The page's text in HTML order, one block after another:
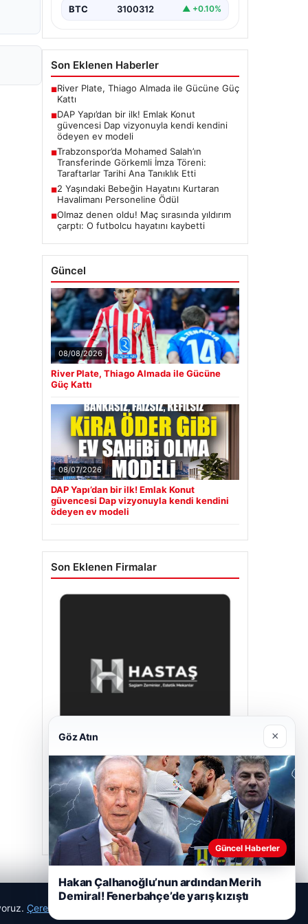
BTC 3100312 ▲ +0.10%
Son Eklenen Haberler
■River Plate, Thiago Almada ile Gücüne Güç
Kattı
■DAP Yapı’dan bir ilk! Emlak Konut
güvencesi Dap vizyonuyla kendi kendini
ödeyen ev modeli
■Trabzonspor’da Mohamed Salah’ın
Transferinde Görkemli İmza Töreni:
Taraftarlar Tarihi Ana Tanıklık Etti
■2 Yaşındaki Bebeğin Hayatını Kurtaran
Havalimanı Personeline Ödül
■Olmaz denen oldu! Maç sırasında yıldırım
çarptı: O futbolcu hayatını kaybetti
Güncel
08/08/2026
River Plate, Thiago Almada ile Gücüne
Güç Kattı
08/07/2026
DAP Yapı’dan bir ilk! Emlak Konut
güvencesi Dap vizyonuyla kendi kendini
ödeyen ev modeli
Son Eklenen Firmalar
Hastaş Beton
05/26/2026
Çerez Politikamız
Göz Atın ×
Güncel Haberler
Hakan Çalhanoğlu’nun ardından Merih
Demiral! Fenerbahçe’de yarış kızıştı